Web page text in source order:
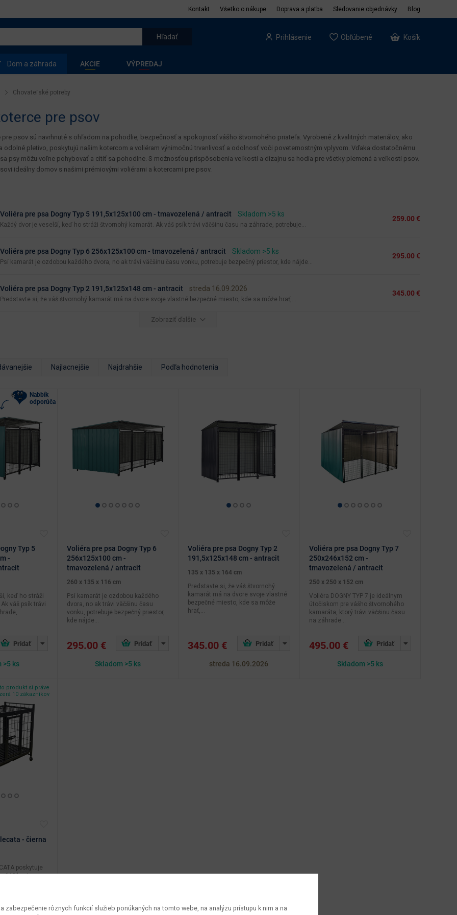
Kontakt Všetko o nákupe Doprava a platba Sledovanie objednávky Blog
Prihlásenie Obľúbené Košík
Dom a záhrada AKCIE VÝPREDAJ
Chovateľské potreby
pre psov
pre psov sú navrhnuté s ohľadom na pohodlie, bezpečnosť a spokojnosť vášho štvornohého priateľa. Vyrobené z kvalitných materiálov, ako
odolné pletivo, poskytujú našim kotercom a voliéram výnimočnú trvanlivosť a odolnosť voči poveternostným vplyvom. Vďaka dostatočnému
psy môžu voľne pohybovať a cítiť sa pohodlne. S možnosťou prispôsobenia veľkosti a dizajnu sa hodia pre všetky plemená a veľkosti psov.
ideálny domov s našimi prémiovými voliérami a kotercami pre psov.
Voliéra pre psa Dogny Typ 5 191,5x125x100 cm - tmavozelená / antracit Skladom >5 ks
Každý dvor je veselší, keď ho stráži štvornohý kamarát. Ak váš psík trávi väčšinu času na záhrade, potrebuje...
259.00 €
Voliéra pre psa Dogny Typ 6 256x125x100 cm - tmavozelená / antracit Skladom >5 ks
Psí kamarát je ozdobou každého dvora, no ak trávi väčšinu času vonku, potrebuje bezpečný priestor, kde nájde...
295.00 €
Voliéra pre psa Dogny Typ 2 191,5x125x148 cm - antracit streda 16.09.2026
Predstavte si, že váš štvornohý kamarát má na dvore svoje vlastné bezpečné miesto, kde sa môže hrať,...
345.00 €
Zobraziť ďalšie
Najlacnejšie Najdrahšie Podľa hodnotenia
Nabbík
odporúča
Typ 5
-
keď ho stráži
váš psík trávi
>5 ks
Voliéra pre psa Dogny Typ 6
256x125x100 cm -
tmavozelená / antracit
260 x 135 x 116 cm
Psí kamarát je ozdobou každého
dvora, no ak trávi väčšinu času
vonku, potrebuje bezpečný priestor,
kde nájde...
295.00 €
Skladom >5 ks
Voliéra pre psa Dogny Typ 2
191,5x125x148 cm - antracit
135 x 135 x 164 cm
Predstavte si, že váš štvornohý
kamarát má na dvore svoje vlastné
bezpečné miesto, kde sa môže
hrať,...
345.00 €
streda 16.09.2026
Voliéra pre psa Dogny Typ 7
250x246x152 cm -
tmavozelená / antracit
250 x 250 x 152 cm
Voliéra DOGNY TYP 7 je ideálnym
útočiskom pre vášho štvornohého
kamaráta, ktorý trávi väčšinu času
na záhrade...
495.00 €
Skladom >5 ks
produkt si práve
10 zákazníkov
- čierna
poskytuje
zabezpečenie rôznych funkcií služieb ponúkaných na tomto webe, na analýzu prístupu k nim a na